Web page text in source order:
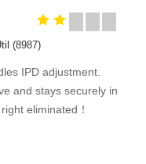
(8987)
IPD adjustment.
and stays securely in
eliminated！